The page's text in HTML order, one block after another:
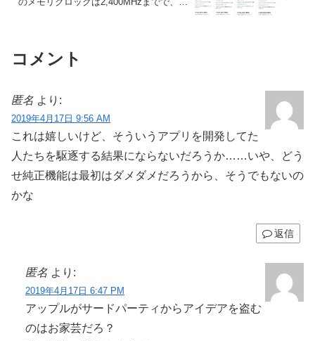
コメント
匿名 より:
2019年4月17日 9:56 AM
これは嬉しいけど、そういうアプリを開発してた
人たちを駆逐する結果にならないだろうか……いや、どう
せ純正機能は最初はダメダメだろうから、そうでもないの
かな
返信
匿名 より:
2019年4月17日 6:47 PM
アップルがサードパーティからアイデアを盗む
のはお家芸だろ？